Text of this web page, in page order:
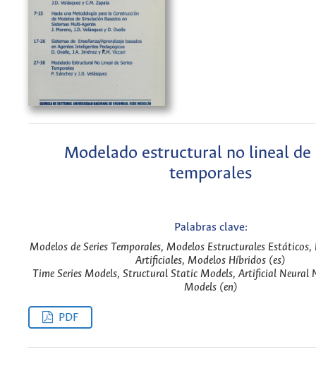
Modelado estructural no lineal de
temporales
Palabras clave:
Modelos de Series Temporales, Modelos Estructurales Estáticos,
Artificiales, Modelos Híbridos (es)
Time Series Models, Structural Static Models, Artificial Neural
Models (en)
PDF